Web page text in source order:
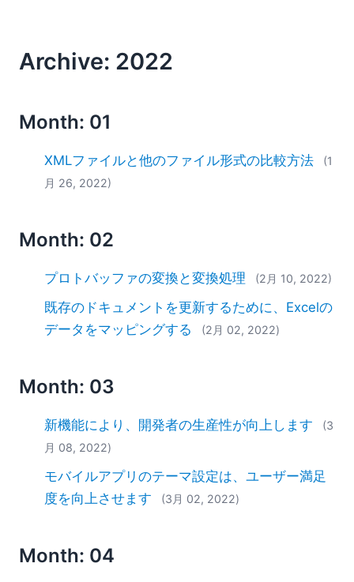
Archive: 2022
Month: 01
XMLファイルと他のファイル形式の比較方法
(1
月 26, 2022)
Month: 02
プロトバッファの変換と変換処理 (2月 10, 2022)
既存のドキュメントを更新するために、Excelの
データをマッピングする
(2月 02, 2022)
Month: 03
新機能により、開発者の生産性が向上します
(3
月 08, 2022)
モバイルアプリのテーマ設定は、ユーザー満足
度を向上させます
(3月 02, 2022)
Month: 04